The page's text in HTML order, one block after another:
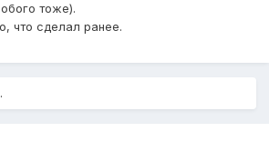
тоже).
что сделал ранее.